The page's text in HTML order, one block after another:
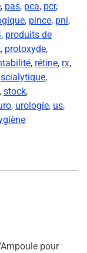
, pas, pca, pcr,
, pince, pni,
, produits de
, protoxyde,
, rétine, rx,
scialytique,
, stock,
, urologie, us,
pour